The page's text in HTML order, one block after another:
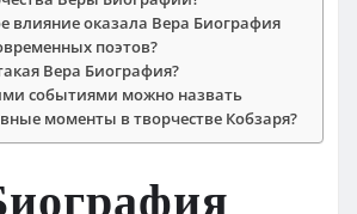
влияние оказала Вера Биография
поэтов?
Вера Биография?
событиями можно назвать
моменты в творчестве Кобзаря?